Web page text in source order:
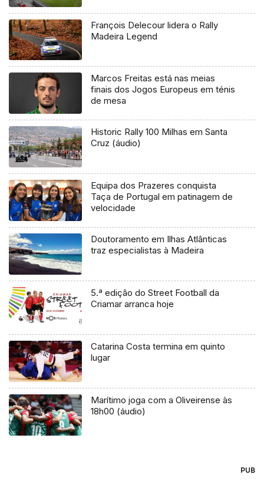
François Delecour lidera o Rally
Madeira Legend
Marcos Freitas está nas meias
finais dos Jogos Europeus em ténis
de mesa
Historic Rally 100 Milhas em Santa
Cruz (áudio)
Equipa dos Prazeres conquista
Taça de Portugal em patinagem de
velocidade
Doutoramento em Ilhas Atlânticas
traz especialistas à Madeira
5.ª edição do Street Football da
Criamar arranca hoje
Catarina Costa termina em quinto
lugar
Marítimo joga com a Oliveirense às
18h00 (áudio)
PUB